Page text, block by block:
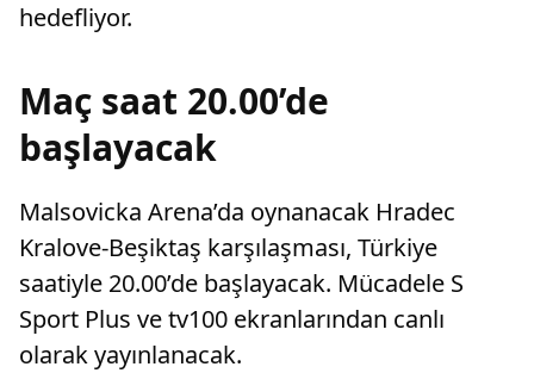
hedefliyor.
Maç saat 20.00’de
başlayacak
Malsovicka Arena’da oynanacak Hradec
Kralove-Beşiktaş karşılaşması, Türkiye
saatiyle 20.00’de başlayacak. Mücadele S
Sport Plus ve tv100 ekranlarından canlı
olarak yayınlanacak.